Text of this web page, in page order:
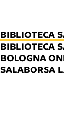
BIBLIOTECA
BIBLIOTECA
BOLOGNA
SALABORSA